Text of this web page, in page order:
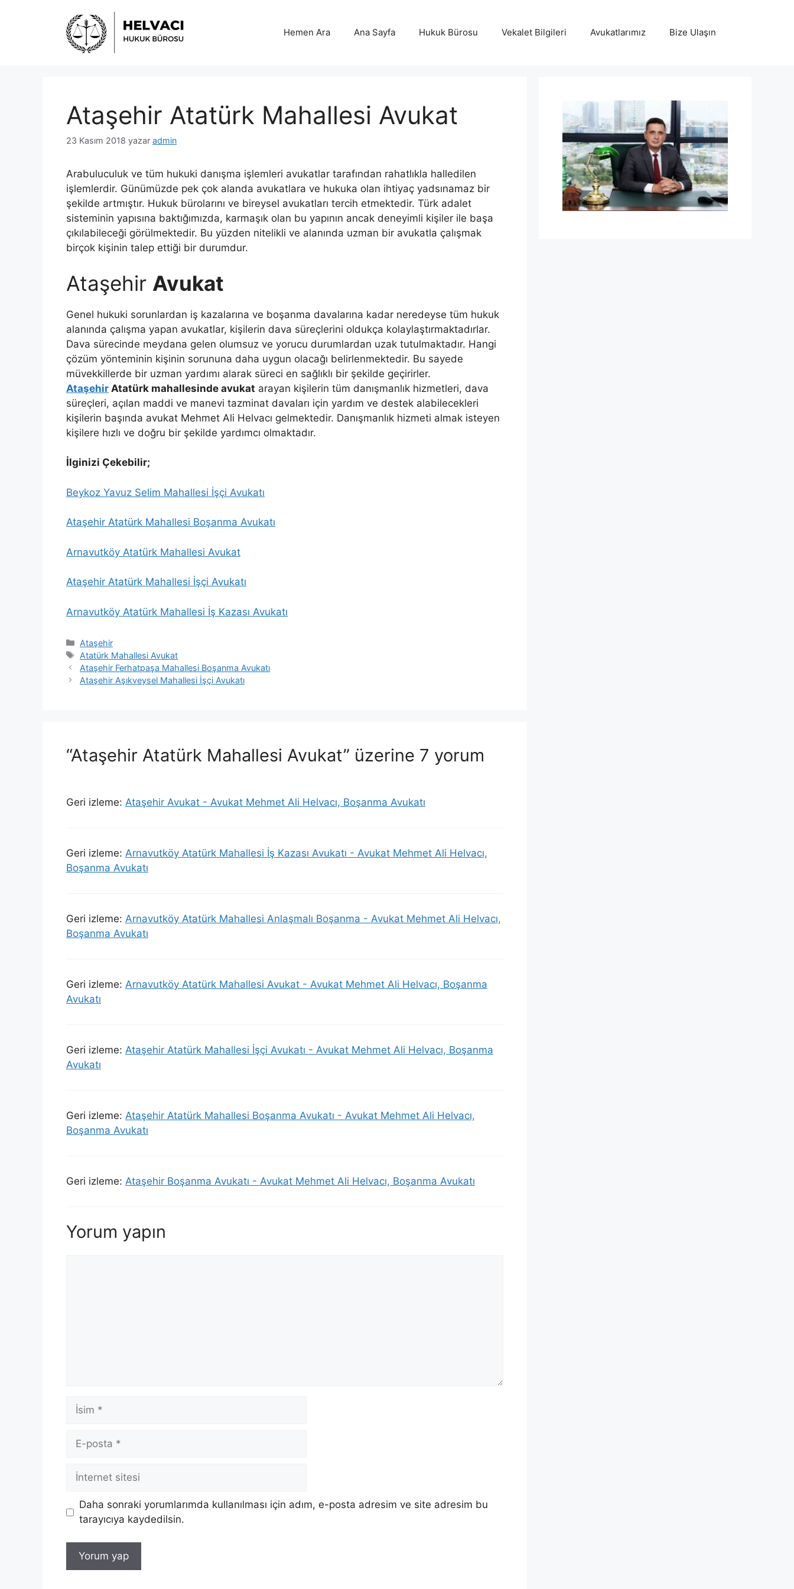
Hemen Ara Ana Sayfa Hukuk Bürosu Vekalet Bilgileri Avukatlarımız Bize Ulaşın
Ataşehir Atatürk Mahallesi Avukat
23 Kasım 2018 yazar admin
Arabuluculuk ve tüm hukuki danışma işlemleri avukatlar tarafından rahatlıkla halledilen
işlemlerdir. Günümüzde pek çok alanda avukatlara ve hukuka olan ihtiyaç yadsınamaz bir
şekilde artmıştır. Hukuk bürolarını ve bireysel avukatları tercih etmektedir. Türk adalet
sisteminin yapısına baktığımızda, karmaşık olan bu yapının ancak deneyimli kişiler ile başa
çıkılabileceği görülmektedir. Bu yüzden nitelikli ve alanında uzman bir avukatla çalışmak
birçok kişinin talep ettiği bir durumdur.
Ataşehir Avukat
Genel hukuki sorunlardan iş kazalarına ve boşanma davalarına kadar neredeyse tüm hukuk
alanında çalışma yapan avukatlar, kişilerin dava süreçlerini oldukça kolaylaştırmaktadırlar.
Dava sürecinde meydana gelen olumsuz ve yorucu durumlardan uzak tutulmaktadır. Hangi
çözüm yönteminin kişinin sorununa daha uygun olacağı belirlenmektedir. Bu sayede
müvekkillerde bir uzman yardımı alarak süreci en sağlıklı bir şekilde geçirirler.
Ataşehir Atatürk mahallesinde avukat arayan kişilerin tüm danışmanlık hizmetleri, dava
süreçleri, açılan maddi ve manevi tazminat davaları için yardım ve destek alabilecekleri
kişilerin başında avukat Mehmet Ali Helvacı gelmektedir. Danışmanlık hizmeti almak isteyen
kişilere hızlı ve doğru bir şekilde yardımcı olmaktadır.
İlginizi Çekebilir;
Beykoz Yavuz Selim Mahallesi İşçi Avukatı
Ataşehir Atatürk Mahallesi Boşanma Avukatı
Arnavutköy Atatürk Mahallesi Avukat
Ataşehir Atatürk Mahallesi İşçi Avukatı
Arnavutköy Atatürk Mahallesi İş Kazası Avukatı
Kategoriler
Ataşehir
Etiketler
Atatürk Mahallesi Avukat
Ataşehir Ferhatpaşa Mahallesi Boşanma Avukatı
Ataşehir Aşıkveysel Mahallesi İşçi Avukatı
“Ataşehir Atatürk Mahallesi Avukat” üzerine 7 yorum
Geri izleme: Ataşehir Avukat - Avukat Mehmet Ali Helvacı, Boşanma Avukatı
Geri izleme: Arnavutköy Atatürk Mahallesi İş Kazası Avukatı - Avukat Mehmet Ali Helvacı,
Boşanma Avukatı
Geri izleme: Arnavutköy Atatürk Mahallesi Anlaşmalı Boşanma - Avukat Mehmet Ali Helvacı,
Boşanma Avukatı
Geri izleme: Arnavutköy Atatürk Mahallesi Avukat - Avukat Mehmet Ali Helvacı, Boşanma
Avukatı
Geri izleme: Ataşehir Atatürk Mahallesi İşçi Avukatı - Avukat Mehmet Ali Helvacı, Boşanma
Avukatı
Geri izleme: Ataşehir Atatürk Mahallesi Boşanma Avukatı - Avukat Mehmet Ali Helvacı,
Boşanma Avukatı
Geri izleme: Ataşehir Boşanma Avukatı - Avukat Mehmet Ali Helvacı, Boşanma Avukatı
Yorum yapın
İsim
posta
İnternet
Daha sonraki yorumlarımda kullanılması için adım, e-posta adresim ve site adresim bu
tarayıcıya kaydedilsin.